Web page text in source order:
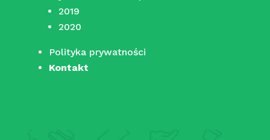
2019
2020
Polityka prywatności
Kontakt